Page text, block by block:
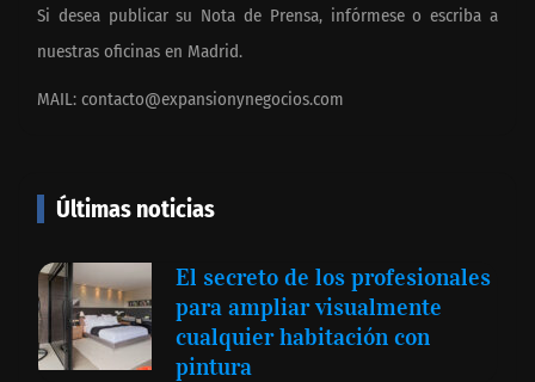
Si desea publicar su Nota de Prensa, infórmese o escriba a
nuestras oficinas en Madrid.
MAIL: contacto@expansionynegocios.com
Últimas noticias
El secreto de los profesionales
para ampliar visualmente
cualquier habitación con
pintura